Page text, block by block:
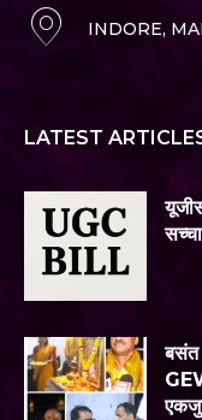
INDORE,
LATEST
बसंत